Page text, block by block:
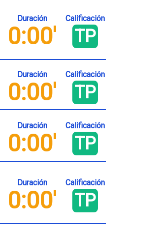
Duración
0:00'
Calificación
TP
Duración
0:00'
Calificación
TP
Duración
0:00'
Calificación
TP
Duración
0:00'
Calificación
TP